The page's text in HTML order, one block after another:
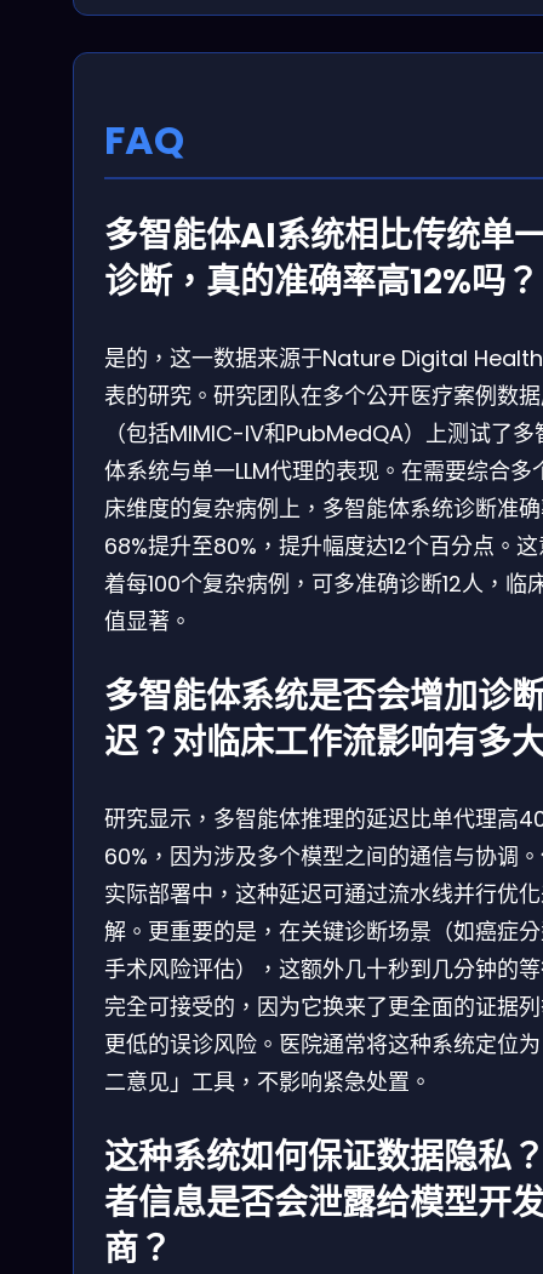
FAQ
多智能体AI系统相比传统单
诊断，真的准确率高12%吗？
是的，这一数据来源于Nature Digital
表的研究。研究团队在多个公开医疗案例数
（包括MIMIC-IV和PubMedQA）上测试了多
体系统与单一LLM代理的表现。在需要综合多
床维度的复杂病例上，多智能体系统诊断准
68%提升至80%，提升幅度达12个百分点。
着每100个复杂病例，可多准确诊断12人，临
值显著。
多智能体系统是否会增加诊
迟？对临床工作流影响有多
研究显示，多智能体推理的延迟比单代理高
60%，因为涉及多个模型之间的通信与协调
实际部署中，这种延迟可通过流水线并行优
解。更重要的是，在关键诊断场景（如癌症
手术风险评估），这额外几十秒到几分钟的
完全可接受的，因为它换来了更全面的证据
更低的误诊风险。医院通常将这种系统定位
二意见」工具，不影响紧急处置。
这种系统如何保证数据隐私
者信息是否会泄露给模型开
商？